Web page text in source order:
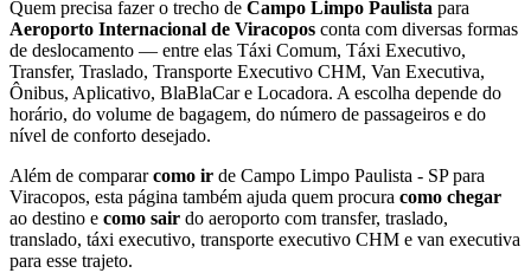
Quem precisa fazer o trecho de Campo Limpo Paulista para
Aeroporto Internacional de Viracopos conta com diversas formas
de deslocamento — entre elas Táxi Comum, Táxi Executivo,
Transfer, Traslado, Transporte Executivo CHM, Van Executiva,
Ônibus, Aplicativo, BlaBlaCar e Locadora. A escolha depende do
horário, do volume de bagagem, do número de passageiros e do
nível de conforto desejado.
Além de compararcomo ir de Campo Limpo Paulista - SPpara
Viracopos, esta página também ajuda quem procura como chegar
ao destino e como sair do aeroporto com transfer, traslado,
translado, táxi executivo, transporte executivo CHM e van executiva
para esse trajeto.